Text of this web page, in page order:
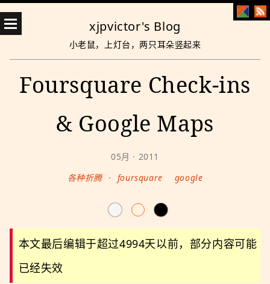
xjpvictor's Blog
小老鼠，上灯台，两只耳朵竖起来
Foursquare Check-ins
& Google Maps
05月 · 2011
各种折腾 · foursquare google
本文最后编辑于超过4994天以前，部分内容可能
已经失效